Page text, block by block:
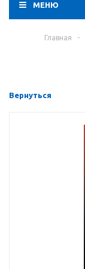
МЕНЮ
Главная -
Вернуться